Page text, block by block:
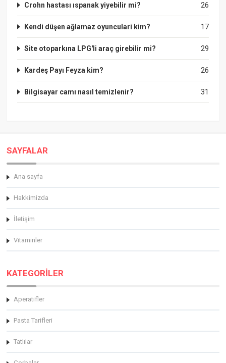
26
Crohn hastası ıspanak yiyebilir mi?
17
Kendi düşen ağlamaz oyunculari kim?
29
Site otoparkına LPG'li araç girebilir mi?
26
Kardeş Payı Feyza kim?
31
Bilgisayar camı nasıl temizlenir?
SAYFALAR
Ana sayfa
Hakkimizda
İletişim
Vitaminler
KATEGORİLER
Aperatifler
Pasta Tarifleri
Tatlılar